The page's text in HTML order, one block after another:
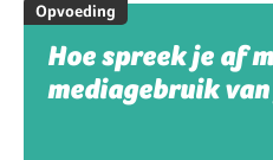
Opvoeding
Hoe spreek je af
mediagebruik